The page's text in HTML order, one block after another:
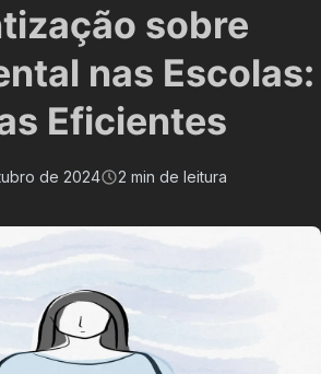
sobre
nas Escolas:
Eficientes
de 2024 2 min de leitura